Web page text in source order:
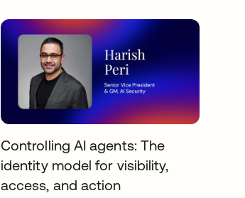
Controlling AI agents: The
identity model for visibility,
access, and action